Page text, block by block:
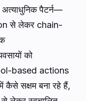
अत्याधुनिक पैटर्न—
से लेकर chain-
को
based actions
कैसे सक्षम बना रहे हैं,